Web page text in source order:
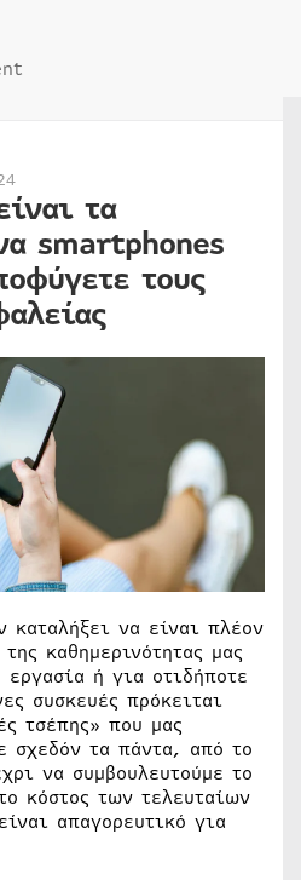
τα
smartphones
τους
να είναι πλέον
καθημερινότητας μας
ή για οτιδήποτε
συσκευές πρόκειται
τσέπης» που μας
σχεδόν τα πάντα, από το
να συμβουλευτούμε το
κόστος των τελευταίων
απαγορευτικό για